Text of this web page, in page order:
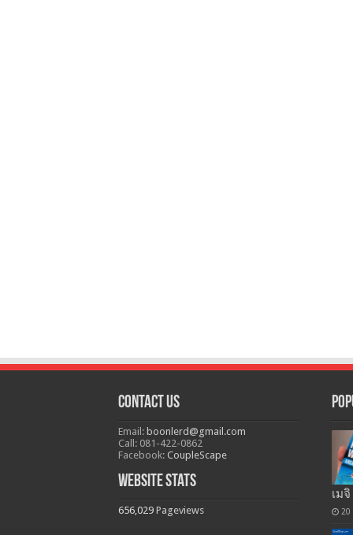
Contact Us
Email: boonlerd@gmail.com
Call: 081-422-0862
Facebook: CoupleScape
Website Stats
656,029 Pageviews
เม